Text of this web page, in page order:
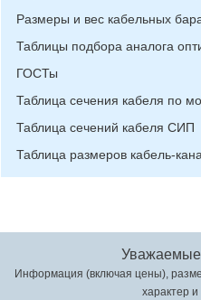
Размеры и вес кабельных
Таблицы подбора аналога
ГОСТы
Таблица сечения кабеля по
Таблица сечений кабеля СИП
Таблица размеров кабель-
Уважаемые
Информация (включая цены),
характер